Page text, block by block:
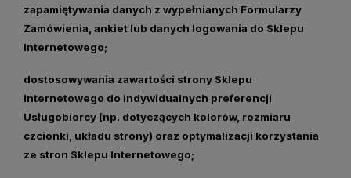
zapamiętywania danych z wypełnianych Formularzy
Zamówienia, ankiet lub danych logowania do Sklepu
Internetowego;
dostosowywania zawartości strony Sklepu
Internetowego do indywidualnych preferencji
Usługobiorcy (np. dotyczących kolorów, rozmiaru
czcionki, układu strony) oraz optymalizacji korzystania
ze stron Sklepu Internetowego;